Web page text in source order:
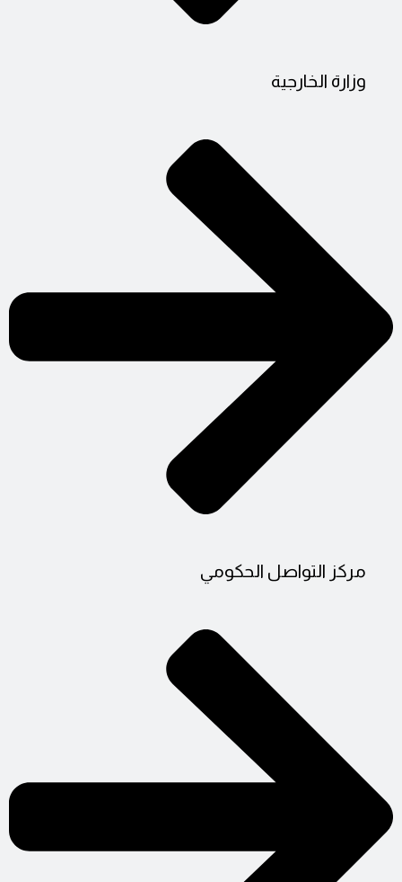
وزارة الخارجية
مركز التواصل الحكومي